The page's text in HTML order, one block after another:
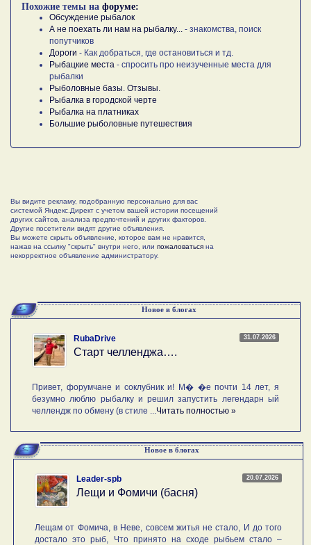
Похожие темы на форуме:
Обсуждение рыбалок
А не поехать ли нам на рыбалку...
- знакомства, поиск
попутчиков
Дороги - Как добраться, где остановиться и тд.
Рыбацкие места - спросить про неизученные места для
рыбалки
Рыболовные базы. Отзывы.
Рыбалка в городской черте
Рыбалка на платниках
Большие рыболовные путешествия
Вы видите рекламу, подобранную персонально для вас
системой Яндекс.Директ с учетом вашей истории посещений
других сайтов, анализа предпочтений и других факторов.
Другие посетители видят другие объявления.
Вы можете скрыть объявление, которое вам не нравится,
нажав на ссылку "скрыть" внутри него, или пожаловаться на
некорректное объявление администратору.
Новое в блогах
31.07.2026
RubaDrive
Старт челленджа….
Привет, форумчане и соклубник и! М� �е почти 14 лет, я
безумно люблю рыбалку и решил запустить легендарн ый
челлендж по обмену (в стиле ... Читать полностью »
Новое в блогах
20.07.2026
Leader-spb
Лещи и Фомичи (басня)
Лещам от Фомича, в Неве, совсем житья не стало, И до того
достало это рыб, Что принято на сходе рыбьем стало –